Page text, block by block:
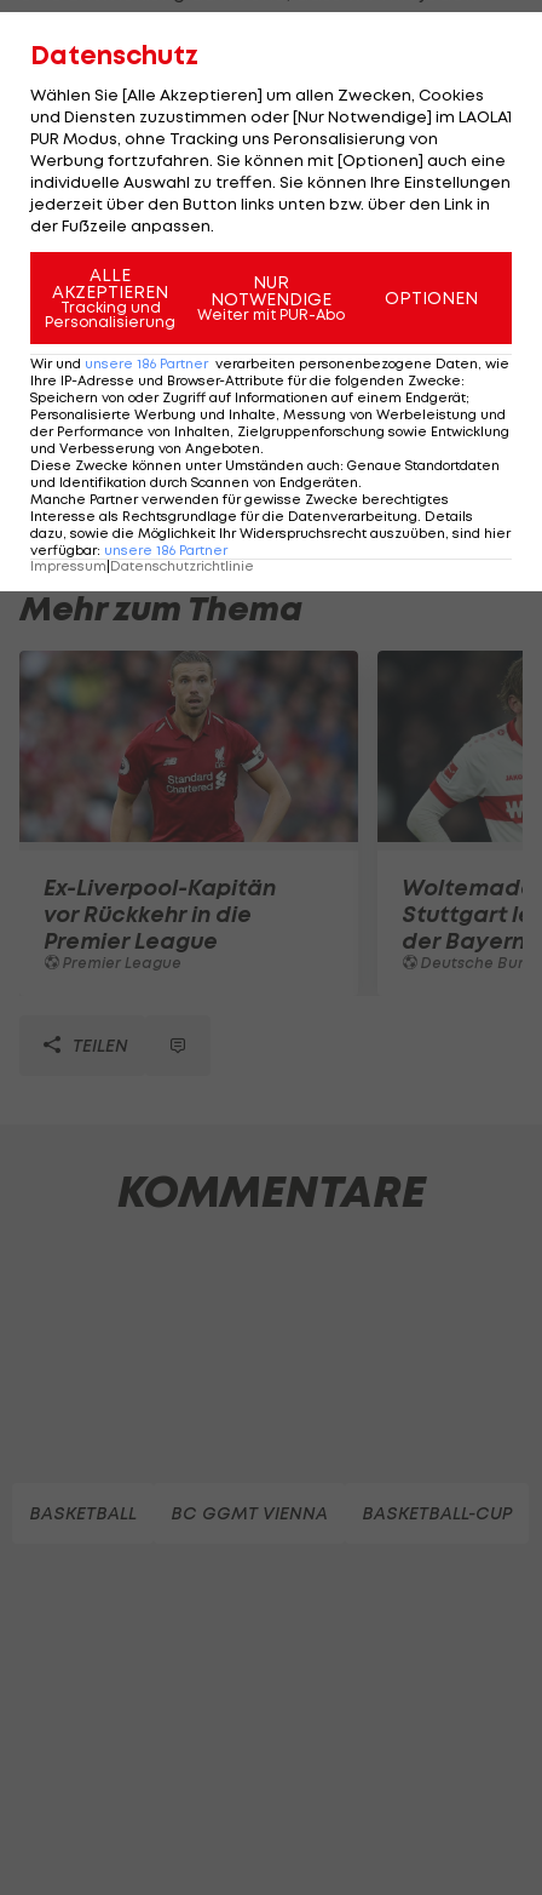
Coach Anton Mirolybov.
Das Finale steigt am 23. Jänner.
Oberwart
nach
Sieg erster
Finalist
HIGHLIGHTS: LASK - SK Sturm Graz
Fußball - Frauen-Bundesliga
FC Blau-Weiß Linz
Mehr zum Thema
Ex-Liverpool-Kapitän
vor Rückkehr in die
Premier League
Premier League
Stuttgart
der Bayern
Deutsche
TEILEN
KOMMENTARE
BASKETBALL BC GGMT VIENNA BASKETBALL-CUP
Datenschutz
Wählen Sie [Alle Akzeptieren] um allen Zwecken, Cookies
und Diensten zuzustimmen oder [Nur Notwendige] im LAOLA1
PUR Modus, ohne Tracking uns Peronsalisierung von
Werbung fortzufahren. Sie können mit [Optionen] auch eine
individuelle Auswahl zu treffen. Sie können Ihre Einstellungen
jederzeit über den Button links unten bzw. über den Link in
der Fußzeile anpassen.
ALLE
AKZEPTIEREN
Tracking und
Personalisierung
NUR
NOTWENDIGE
Weiter mit PUR-Abo
OPTIONEN
Wir und unsere 186 Partner verarbeiten personenbezogene Daten, wie
Ihre IP-Adresse und Browser-Attribute für die folgenden Zwecke:
Speichern von oder Zugriff auf Informationen auf einem Endgerät;
Personalisierte Werbung und Inhalte, Messung von Werbeleistung und
der Performance von Inhalten, Zielgruppenforschung sowie Entwicklung
und Verbesserung von Angeboten.
Diese Zwecke können unter Umständen auch: Genaue Standortdaten
und Identifikation durch Scannen von Endgeräten.
Manche Partner verwenden für gewisse Zwecke berechtigtes
Interesse als Rechtsgrundlage für die Datenverarbeitung. Details
dazu, sowie die Möglichkeit Ihr Widerspruchsrecht auszuüben, sind hier
verfügbar: unsere 186 Partner
Impressum Datenschutzrichtlinie